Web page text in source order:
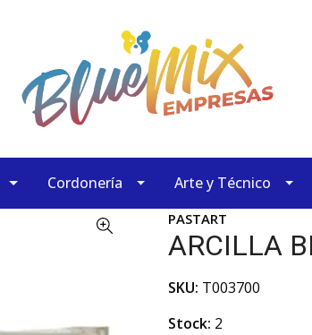
Cordonería Arte y Técnico
PASTART
ARCILLA
SKU: T003700
Stock: 2